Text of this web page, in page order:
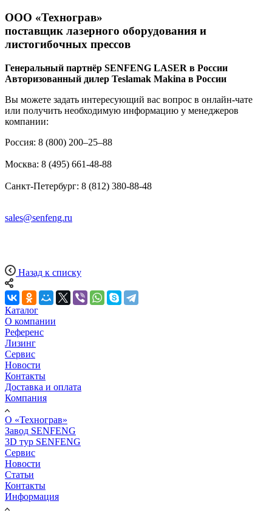
ООО «Технограв»
поставщик лазерного оборудования и
листогибочных прессов
Генеральный партнёр SENFENG LASER в России
Авторизованный дилер Teslamak Makina в России
Вы можете задать интересующий вас вопрос в онлайн-чате
или получить необходимую информацию у менеджеров
компании:
Россия: 8 (800) 200–25–88
Москва: 8 (495) 661-48-88
Санкт-Петербург: 8 (812) 380-88-48
sales@senfeng.ru
Назад к списку
Каталог
О компании
Референс
Лизинг
Сервис
Новости
Контакты
Доставка и оплата
Компания
О «Технограв»
Завод SENFENG
3D тур SENFENG
Сервис
Новости
Статьи
Контакты
Информация